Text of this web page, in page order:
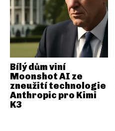
Bílý dům viní
Moonshot AI ze
zneužití technologie
Anthropic pro Kimi
K3